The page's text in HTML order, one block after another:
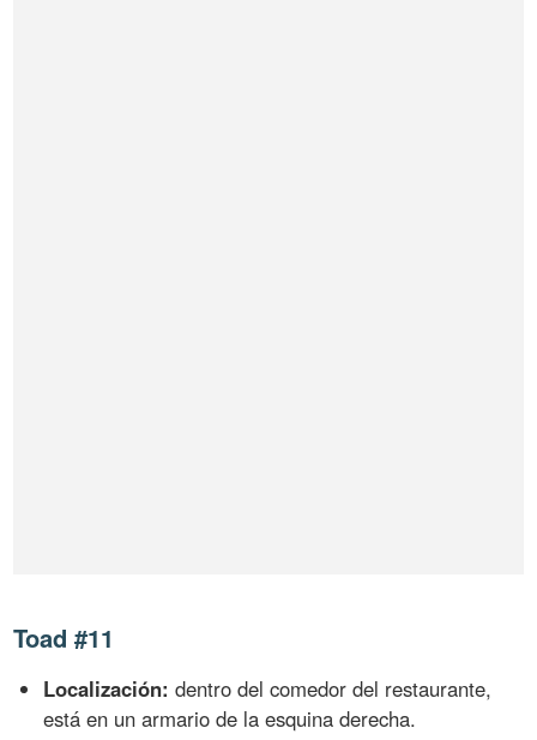
Toad #11
Localización: dentro del comedor del restaurante,
está en un armario de la esquina derecha.